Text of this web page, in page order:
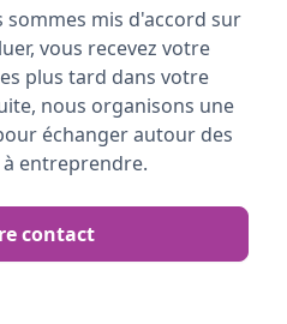
sommes mis d'accord sur
vous recevez votre
plus tard dans votre
nous organisons une
échanger autour des
entreprendre.
contact